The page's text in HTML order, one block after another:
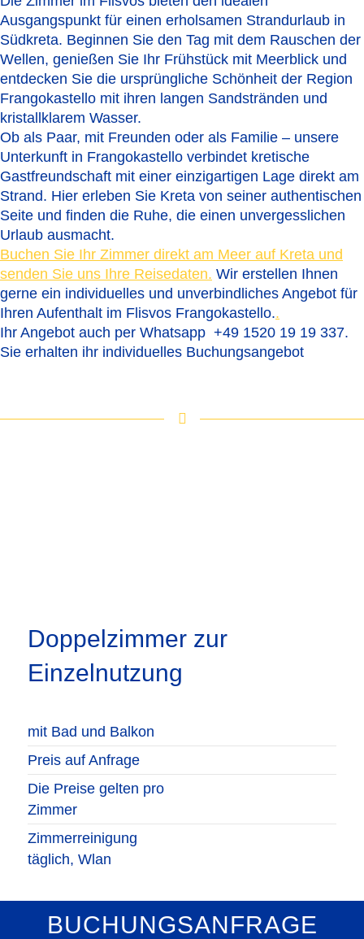
Ausgangspunkt für einen erholsamen Strandurlaub in
Südkreta. Beginnen Sie den Tag mit dem Rauschen der
Wellen, genießen Sie Ihr Frühstück mit Meerblick und
entdecken Sie die ursprüngliche Schönheit der Region
Frangokastello mit ihren langen Sandstränden und
kristallklarem Wasser.
Ob als Paar, mit Freunden oder als Familie – unsere
Unterkunft in Frangokastello verbindet kretische
Gastfreundschaft mit einer einzigartigen Lage direkt am
Strand. Hier erleben Sie Kreta von seiner authentischen
Seite und finden die Ruhe, die einen unvergesslichen
Urlaub ausmacht.
Buchen Sie Ihr Zimmer direkt am Meer auf Kreta und
senden Sie uns Ihre Reisedaten. Wir erstellen Ihnen
gerne ein individuelles und unverbindliches Angebot für
Ihren Aufenthalt im Flisvos Frangokastello..
Ihr Angebot auch per Whatsapp +49 1520 19 19 337.
Sie erhalten ihr individuelles Buchungsangebot
Doppelzimmer zur
Einzelnutzung
mit Bad und Balkon
Preis auf Anfrage
Die Preise gelten pro
Zimmer
Zimmerreinigung
täglich, Wlan
BUCHUNGSANFRAGE